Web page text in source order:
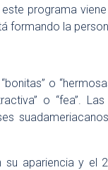
programa
formando la
o
o “fea”.
apariencia y el